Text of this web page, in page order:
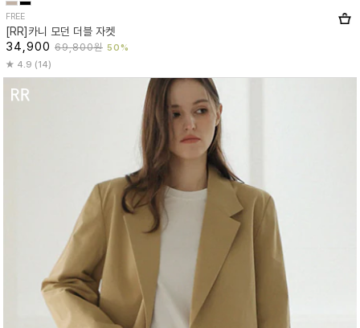
FREE
[RR]카니 모던 더블 자켓
34,900 69,800원 50%
4.9 (14)